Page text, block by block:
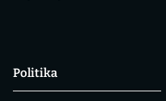
Politika